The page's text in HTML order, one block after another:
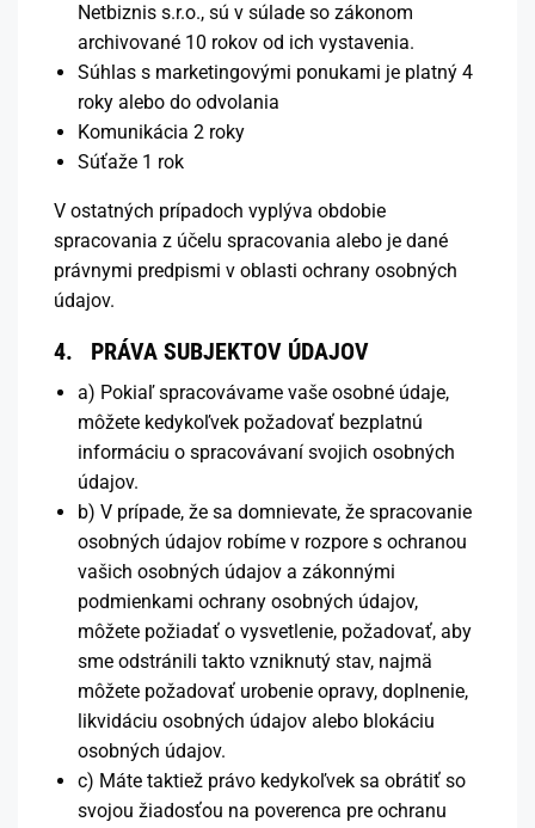
Netbiznis s.r.o., sú v súlade so zákonom
archivované 10 rokov od ich vystavenia.
Súhlas s marketingovými ponukami je platný 4
roky alebo do odvolania
Komunikácia 2 roky
Súťaže 1 rok
V ostatných prípadoch vyplýva obdobie
spracovania z účelu spracovania alebo je dané
právnymi predpismi v oblasti ochrany osobných
údajov.
4. PRÁVA SUBJEKTOV ÚDAJOV
a) Pokiaľ spracovávame vaše osobné údaje,
môžete kedykoľvek požadovať bezplatnú
informáciu o spracovávaní svojich osobných
údajov.
b) V prípade, že sa domnievate, že spracovanie
osobných údajov robíme v rozpore s ochranou
vašich osobných údajov a zákonnými
podmienkami ochrany osobných údajov,
môžete požiadať o vysvetlenie, požadovať, aby
sme odstránili takto vzniknutý stav, najmä
môžete požadovať urobenie opravy, doplnenie,
likvidáciu osobných údajov alebo blokáciu
osobných údajov.
c) Máte taktiež právo kedykoľvek sa obrátiť so
svojou žiadosťou na poverenca pre ochranu